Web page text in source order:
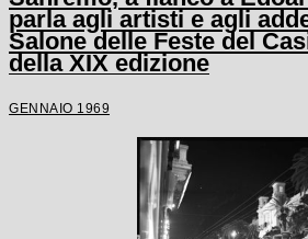
parla agli artisti e agli
Salone delle Feste del
della XIX edizione
GENNAIO 1969